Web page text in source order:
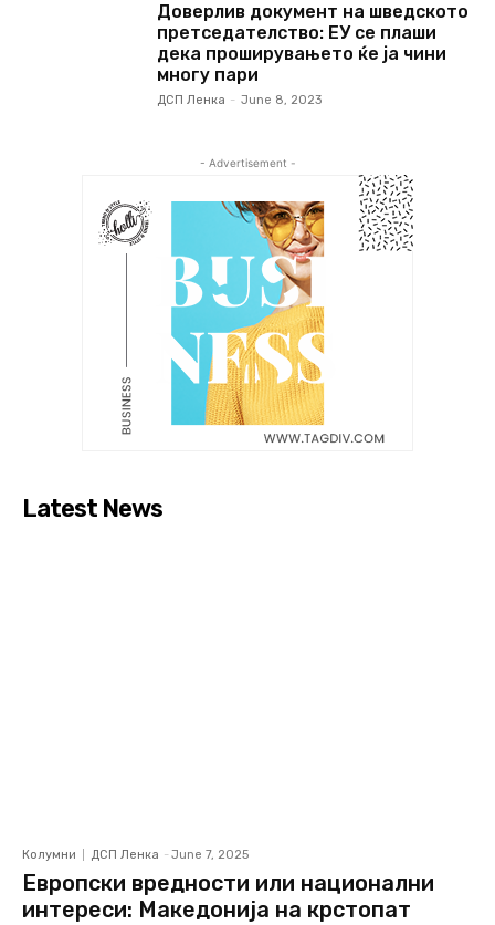
Доверлив документ на шведското
претседателство: ЕУ се плаши
дека проширувањето ќе ја чини
многу пари
ДСП Ленка - June 8, 2023
- Advertisement -
Latest News
Колумни ДСП Ленка - June 7, 2025
Европски вредности или национални
интереси: Македонија на крстопат